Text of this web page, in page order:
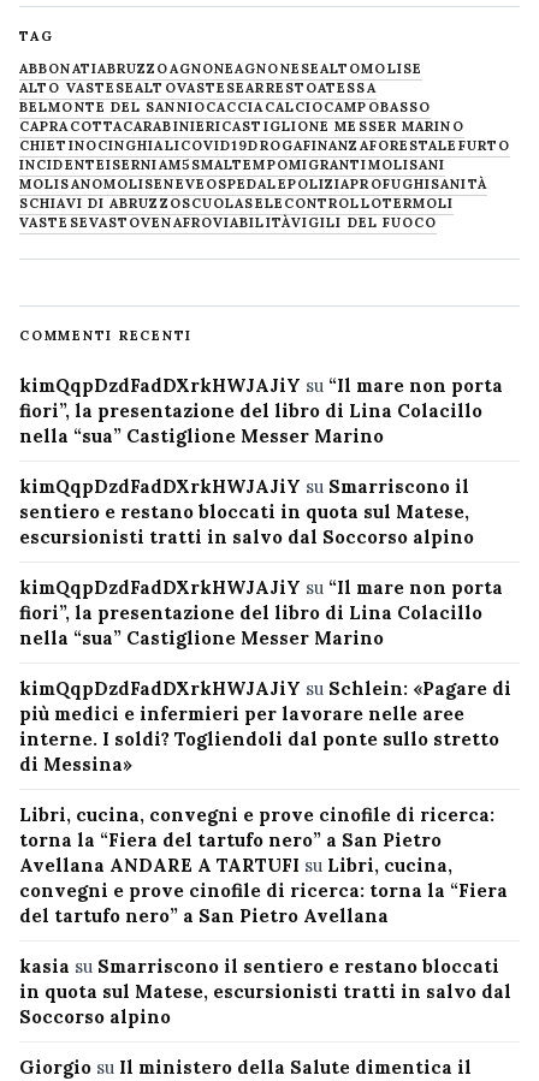
TAG
ABBONATIABRUZZOAGNONEAGNONESEALTOMOLISE
ALTO VASTESEALTOVASTESEARRESTOATESSA
BELMONTE DEL SANNIOCACCIA CALCIOCAMPOBASSO
CAPRACOTTACARABINIERICASTIGLIONE MESSER MARINO
CHIETINOCINGHIALICOVID19DROGAFINANZAFORESTALE FURTO
INCIDENTEISERNIAM5SMALTEMPOMIGRANTIMOLISANI
MOLISANOMOLISENEVE OSPEDALEPOLIZIAPROFUGHISANITÀ
SCHIAVI DI ABRUZZOSCUOLASELECONTROLLOTERMOLI
VASTESEVASTOVENAFROVIABILITÀVIGILI DEL FUOCO
COMMENTI RECENTI
kimQqpDzdFadDXrkHWJAJiY su “Il mare non porta
fiori”, la presentazione del libro di Lina Colacillo
nella “sua” Castiglione Messer Marino
kimQqpDzdFadDXrkHWJAJiY su Smarriscono il
sentiero e restano bloccati in quota sul Matese,
escursionisti tratti in salvo dal Soccorso alpino
kimQqpDzdFadDXrkHWJAJiY su “Il mare non porta
fiori”, la presentazione del libro di Lina Colacillo
nella “sua” Castiglione Messer Marino
kimQqpDzdFadDXrkHWJAJiY su Schlein: «Pagare di
più medici e infermieri per lavorare nelle aree
interne. I soldi? Togliendoli dal ponte sullo stretto
di Messina»
Libri, cucina, convegni e prove cinofile di ricerca:
torna la “Fiera del tartufo nero” a San Pietro
Avellana ANDARE A TARTUFI su Libri, cucina,
convegni e prove cinofile di ricerca: torna la “Fiera
del tartufo nero” a San Pietro Avellana
kasia su Smarriscono il sentiero e restano bloccati
in quota sul Matese, escursionisti tratti in salvo dal
Soccorso alpino
Giorgio su Il ministero della Salute dimentica il